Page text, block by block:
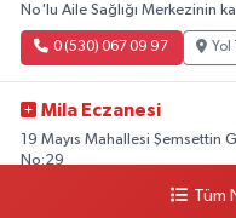
No'lu Aile Sağlığı Merkezinin
0 (530) 067 09 97 Yol
Mila Eczanesi
19 Mayıs Mahallesi Şemsettin
No:29
Yol
Tüm